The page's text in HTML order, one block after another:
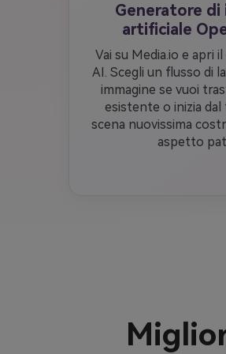
Generatore
artificiale
Vai su Media.io e apri
AI. Scegli un flusso di
immagine se vuoi
esistente o inizia
scena nuovissima
aspetto